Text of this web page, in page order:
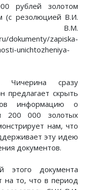
рублей золотом
(с резолюцией В.И.
В.М.
dokumenty/zapiska-
unichtozheniya-
Чичерина сразу
предлагает скрыть
информацию о
200 000 золотых
нам, что
эту идею
документов.
этого документа
на то, что в период